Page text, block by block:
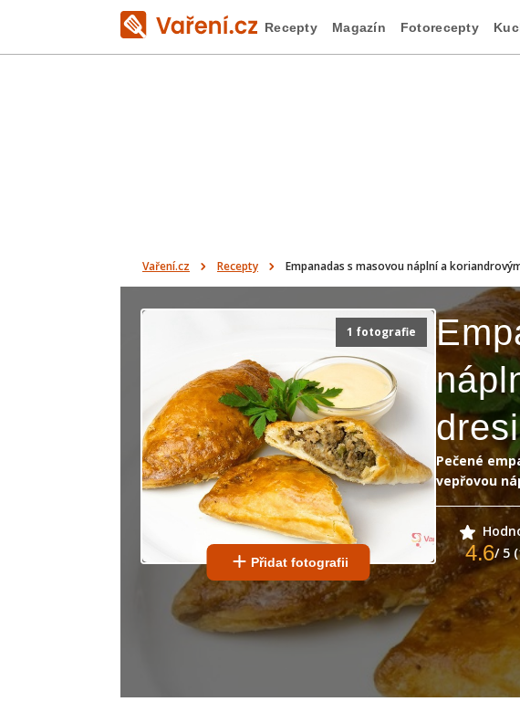
Recepty Magazín Fotorecepty
Vaření.cz Recepty Empanadas s masovou náplní a
1 fotografie
Přidat fotografii
Pečené
vepřovou
4.6/ 5